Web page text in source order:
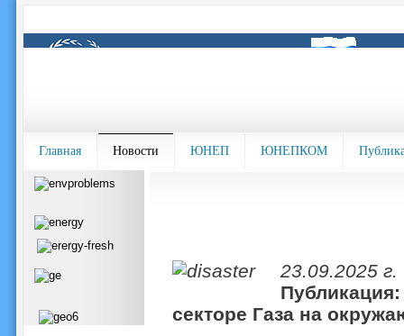
Главная Новости ЮНЕП ЮНЕПКОМ
23.09.2025 г.
секторе Газа на